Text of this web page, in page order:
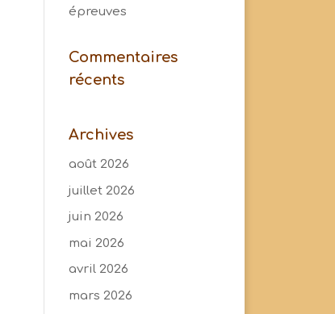
épreuves
Commentaires
récents
Archives
août 2026
juillet 2026
juin 2026
mai 2026
avril 2026
mars 2026